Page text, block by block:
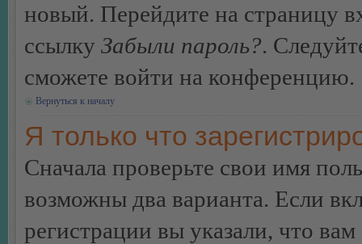
новый. Перейдите на страницу
ссылку Забыли пароль?.
сможете войти на конференцию.
Вернуться к началу
Я только что
Сначала проверьте свои имя
возможны два варианта. Если
регистрации вы указали, что